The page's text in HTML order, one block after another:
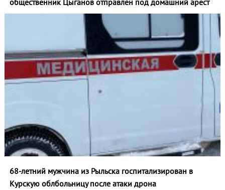
общественник Цыганов отправлен под домашний арест
68-летний мужчина из Рыльска госпитализирован в
Курскую облбольницу после атаки дрона